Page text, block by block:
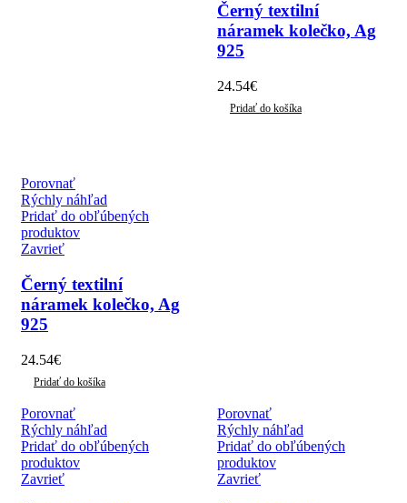
Porovnať
Rýchly náhľad
Pridať do obľúbených
produktov
Zavrieť
Černý textilní
náramek kolečko, Ag
925
24.54€
Pridať do košíka
Černý textilní
náramek kolečko, Ag
925
24.54€
Pridať do košíka
Porovnať
Rýchly náhľad
Pridať do obľúbených
produktov
Zavrieť
Porovnať
Rýchly náhľad
Pridať do obľúbených
produktov
Zavrieť